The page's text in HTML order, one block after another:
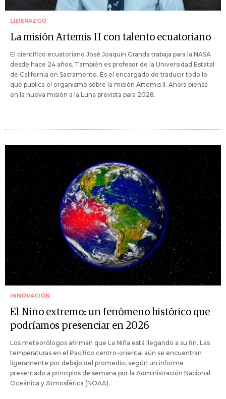
LIDERAZGO
La misión Artemis II con talento ecuatoriano
El científico ecuatoriano José Joaquín Granda trabaja para la NASA
desde hace 24 años. También es profesor de la Universidad Estatal
de California en Sacramento. Es el encargado de traducir todo lo
que publica el organismo sobre la misión Artemis II. Ahora piensa
en la nueva misión a la Luna prevista para 2028.
INNOVACIÓN
El Niño extremo: un fenómeno histórico que
podríamos presenciar en 2026
Los meteorólogos afirman que La Niña está llegando a su fin. Las
temperaturas en el Pacífico centro-oriental aún se encuentran
ligeramente por debajo del promedio, según un informe
presentado a principios de semana por la Administración Nacional
Oceánica y Atmosférica (NOAA).